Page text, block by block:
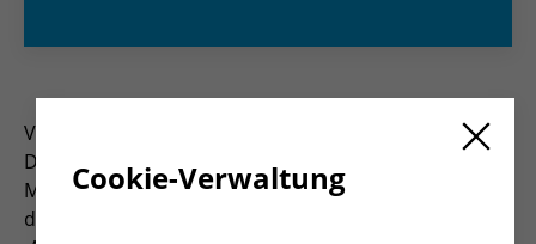
Viermal im Jahr erscheint das Magazin „AWO Konkret“.
Das Heft informiert Mitglieder, Mitarbeiter*innen und
Multiplikator*innen und bietet Einblicke in die Arbeit
des Kreisverbandes und seiner Ortsvereine und
Cookie-Verwaltung